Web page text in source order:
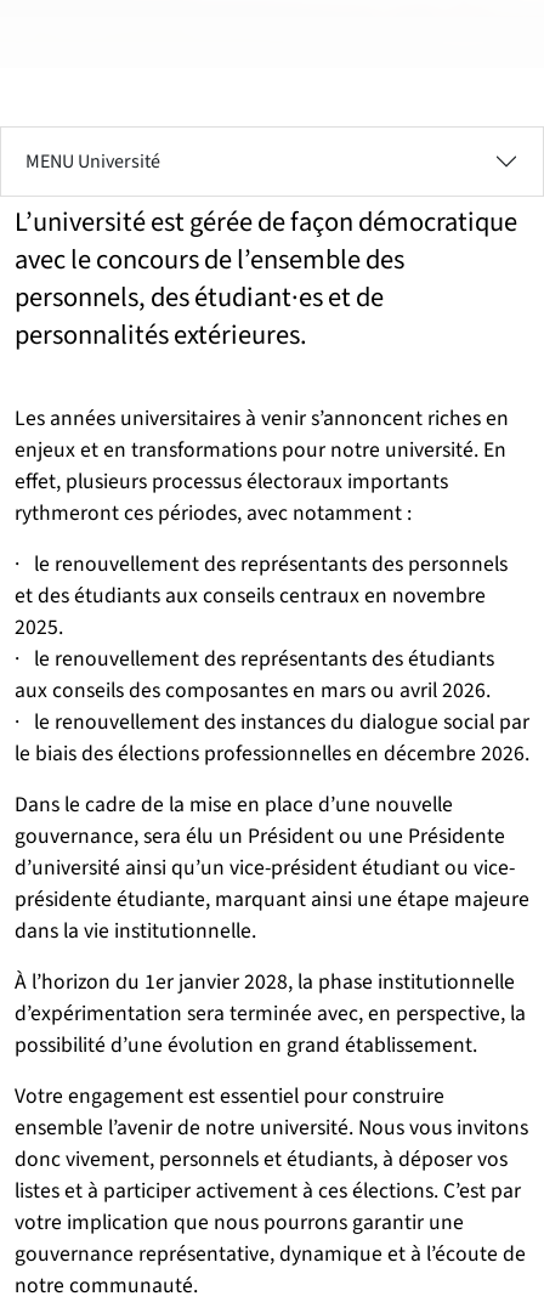
MENU Université
L’université est gérée de façon démocratique
avec le concours de l’ensemble des
personnels, des étudiant·es et de
personnalités extérieures.
Les années universitaires à venir s’annoncent riches en
enjeux et en transformations pour notre université. En
effet, plusieurs processus électoraux importants
rythmeront ces périodes, avec notamment :
· le renouvellement des représentants des personnels
et des étudiants aux conseils centraux en novembre
2025.
· le renouvellement des représentants des étudiants
aux conseils des composantes en mars ou avril 2026.
· le renouvellement des instances du dialogue social par
le biais des élections professionnelles en décembre 2026.
Dans le cadre de la mise en place d’une nouvelle
gouvernance, sera élu un Président ou une Présidente
d’université ainsi qu’un vice-président étudiant ou vice-
présidente étudiante, marquant ainsi une étape majeure
dans la vie institutionnelle.
À l’horizon du 1er janvier 2028, la phase institutionnelle
d’expérimentation sera terminée avec, en perspective, la
possibilité d’une évolution en grand établissement.
Votre engagement est essentiel pour construire
ensemble l’avenir de notre université. Nous vous invitons
donc vivement, personnels et étudiants, à déposer vos
listes et à participer activement à ces élections. C’est par
votre implication que nous pourrons garantir une
gouvernance représentative, dynamique et à l’écoute de
notre communauté.